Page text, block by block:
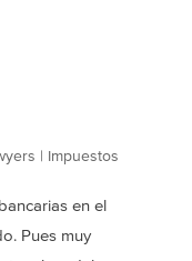
Impuestos
en el
Pues muy